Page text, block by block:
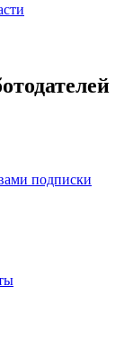
подписки